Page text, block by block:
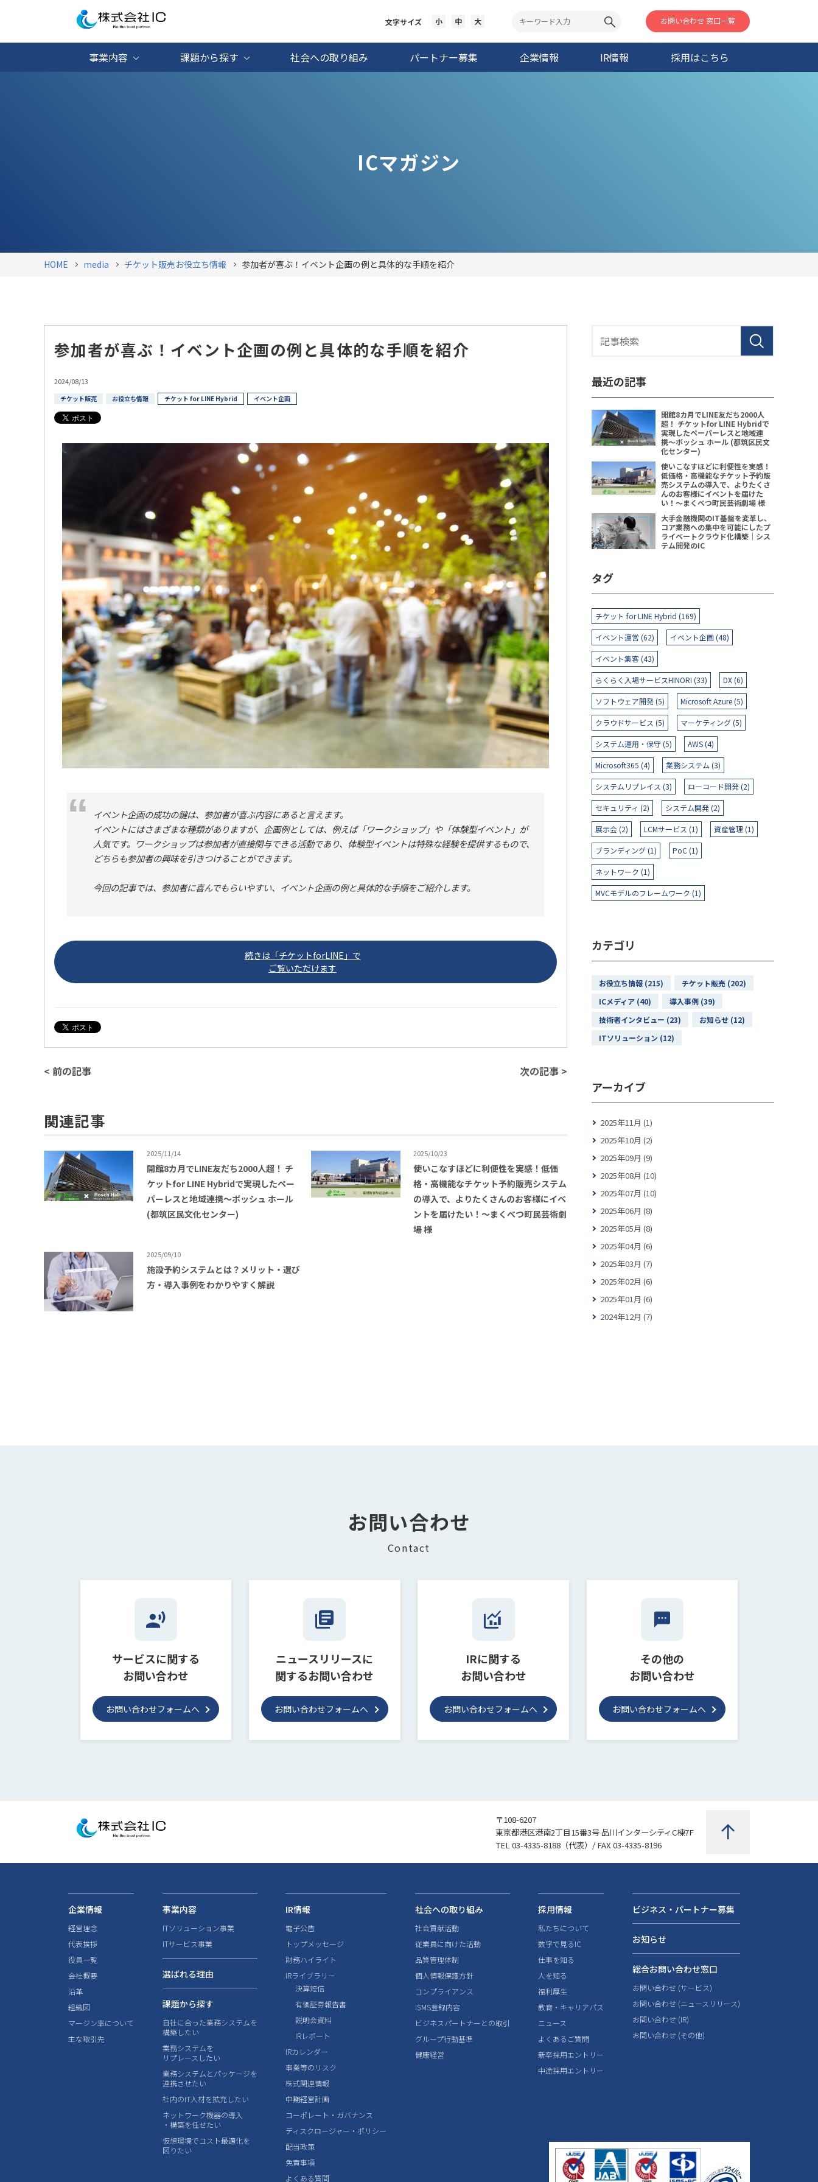
文字サイズ 小 中 大 お問い合わせ 窓口一覧
事業内容 課題から探す 社会への取り組み パートナー募集 企業情報 IR情報 採用はこちら
ICマガジン
HOME media チケット販売お役立ち情報 参加者が喜ぶ！イベント企画の例と具体的な手順を紹介
参加者が喜ぶ！イベント企画の例と具体的な手順を紹介
2024/08/13
チケット販売 お役立ち情報 チケット for LINE Hybrid イベント企画
イベント企画の成功の鍵は、参加者が喜ぶ内容にあると言えます。
イベントにはさまざまな種類がありますが、企画例としては、例えば「ワークショップ」や「体験型イベント」が
人気です。ワークショップは参加者が直接関与できる活動であり、体験型イベントは特殊な経験を提供するもので、
どちらも参加者の興味を引きつけることができます。
今回の記事では、参加者に喜んでもらいやすい、イベント企画の例と具体的な手順をご紹介します。
続きは「チケットforLINE」で
ご覧いただけます
< 前の記事 次の記事 >
関連記事
2025/11/14
開館8カ月でLINE友だち2000人超！ チ
ケットfor LINE Hybridで実現したペー
パーレスと地域連携〜ボッシュ ホール
(都筑区民文化センター)
2025/10/23
使いこなすほどに利便性を実感！低価
格・高機能なチケット予約販売システム
の導入で、よりたくさんのお客様にイベ
ントを届けたい！〜まくべつ町民芸術劇
場 様
2025/09/10
施設予約システムとは？メリット・選び
方・導入事例をわかりやすく解説
最近の記事
開館8カ月でLINE友だち2000人
超！ チケットfor LINE Hybridで
実現したペーパーレスと地域連
携〜ボッシュ ホール (都筑区民文
化センター)
使いこなすほどに利便性を実感！
低価格・高機能なチケット予約販
売システムの導入で、よりたくさ
んのお客様にイベントを届けた
い！〜まくべつ町民芸術劇場 様
大手金融機関のIT基盤を変革し、
コア業務への集中を可能にしたプ
ライベートクラウド化構築｜シス
テム開発のIC
タグ
チケット for LINE Hybrid (169)
イベント運営 (62) イベント企画 (48)
イベント集客 (43)
らくらく入場サービスHINORI (33) DX (6)
ソフトウェア開発 (5) Microsoft Azure (5)
クラウドサービス (5) マーケティング (5)
システム運用・保守 (5) AWS (4)
Microsoft365 (4) 業務システム (3)
システムリプレイス (3) ローコード開発 (2)
セキュリティ (2) システム開発 (2)
展示会 (2) LCMサービス (1) 資産管理 (1)
ブランディング (1) PoC (1)
ネットワーク (1)
MVCモデルのフレームワーク (1)
カテゴリ
お役立ち情報 (215)
チケット販売 (202)
ICメディア (40)
導入事例 (39)
技術者インタビュー (23)
お知らせ (12)
ITソリューション (12)
アーカイブ
2025年11月 (1)
2025年10月 (2)
2025年09月 (9)
2025年08月 (10)
2025年07月 (10)
2025年06月 (8)
2025年05月 (8)
2025年04月 (6)
2025年03月 (7)
2025年02月 (6)
2025年01月 (6)
2024年12月 (7)
お問い合わせ
Contact
サービスに関する
お問い合わせ
お問い合わせフォームへ
ニュースリリースに
関するお問い合わせ
お問い合わせフォームへ
IRに関する
お問い合わせ
お問い合わせフォームへ
その他の
お問い合わせ
お問い合わせフォームへ
〒108-6207
東京都港区港南2丁目15番3号 品川インターシティC棟7F
TEL 03-4335-8188 （代表）/ FAX 03-4335-8196
企業情報
経営理念
代表挨拶
役員一覧
会社概要
沿革
組織図
マージン率について
主な取引先
事業内容
ITソリューション事業
ITサービス事業
選ばれる理由
課題から探す
自社に合った業務システムを
構築したい
業務システムを
リプレースしたい
業務システムとパッケージを
連携させたい
社内のIT人材を拡充したい
ネットワーク機器の導入
・構築を任せたい
仮想環境でコスト最適化を
図りたい
IR情報
電子公告
トップメッセージ
財務ハイライト
IRライブラリー
決算短信
有価証券報告書
説明会資料
IRレポート
IRカレンダー
事業等のリスク
株式関連情報
中期経営計画
コーポレート・ガバナンス
ディスクロージャー・ポリシー
配当政策
免責事項
よくある質問
社会への取り組み
社会貢献活動
従業員に向けた活動
品質管理体制
個人情報保護方針
コンプライアンス
ISMS登録内容
ビジネスパートナーとの取引
グループ行動基準
健康経営
採用情報
私たちについて
数字で見るIC
仕事を知る
人を知る
福利厚生
教育・キャリアパス
ニュース
よくあるご質問
新卒採用エントリー
中途採用エントリー
ビジネス・パートナー募集
お知らせ
総合お問い合わせ窓口
お問い合わせ (サービス)
お問い合わせ (ニュースリリース)
お問い合わせ (IR)
お問い合わせ (その他)